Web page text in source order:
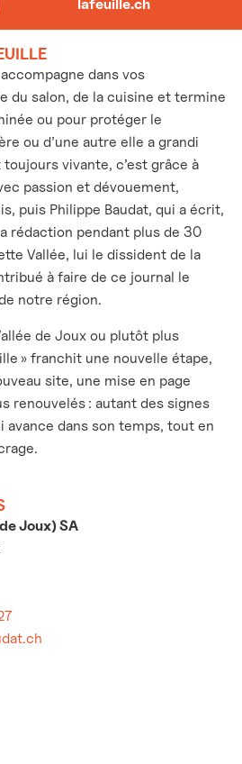
lafeuille.ch
dans vos
du salon, de la cuisine et termine
ou pour protéger le
ou d’une autre elle a grandi
vivante, c’est grâce à
passion et dévouement,
puis Philippe Baudat, qui a écrit,
rédaction pendant plus de 30
Vallée, lui le dissident de la
à faire de ce journal le
notre région.
de Joux ou plutôt plus
» franchit une nouvelle étape,
site, une mise en page
renouvelés : autant des signes
avance dans son temps, tout en
Joux) SA